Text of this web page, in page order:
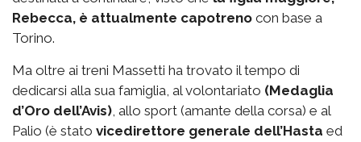
Rebecca, è attualmente capotreno con base a
Torino.
Ma oltre ai treni Massetti ha trovato il tempo di
dedicarsi alla sua famiglia, al volontariato (Medaglia
d’Oro dell’Avis), allo sport (amante della corsa) e al
Palio (è stato vicedirettore generale dell’Hasta ed